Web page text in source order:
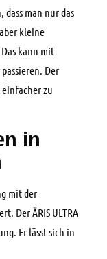
man nur das
kleine
kann mit
passieren. Der
zu
in
mit der
Der ÄRIS ULTRA
Er lässt sich in